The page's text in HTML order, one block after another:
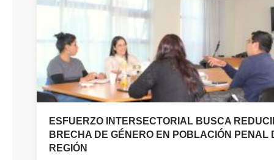
ESFUERZO INTERSECTORIAL BUSCA
BRECHA DE GÉNERO EN POBLACIÓN PENAL
REGIÓN